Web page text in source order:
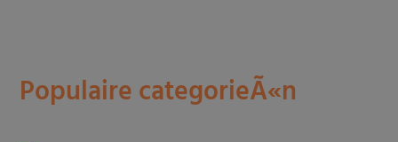
Populaire categorieÃ«n